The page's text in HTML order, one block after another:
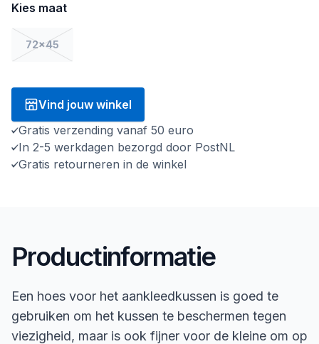
Kies maat
72x45
Vind jouw winkel
Gratis verzending vanaf 50 euro
In 2-5 werkdagen bezorgd door PostNL
Gratis retourneren in de winkel
Productinformatie
Een hoes voor het aankleedkussen is goed te
gebruiken om het kussen te beschermen tegen
viezigheid, maar is ook fijner voor de kleine om op